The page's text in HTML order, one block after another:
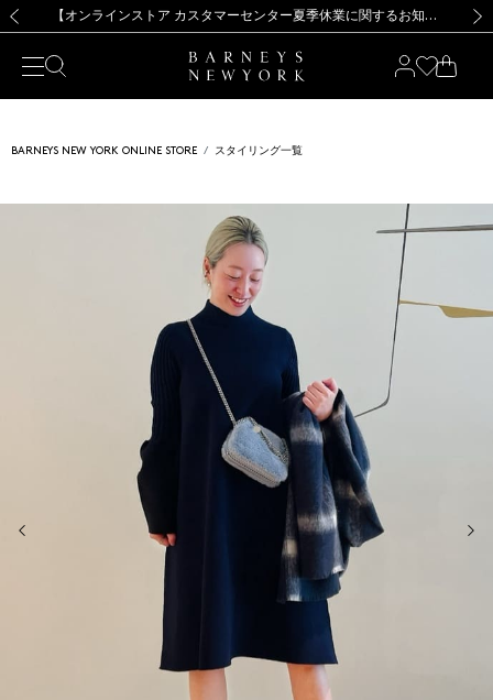
新規登録のお客様も対象！＜MY BARNEYS＞会員のお客様は11,000円（税込）以上のお買上げで常時送料無料！お買い物の際は会員登録を！
【夏季休業に伴う出荷一時停止のお知らせ】(2026.8.7) 【オンラインストア カスタマーセンター夏季休業に関するお知らせ】（2026.8.7）
【夏季休業に伴う返品・交換承り一時停止のお知らせ】（2026.8.5）
熊本県を中心とした地震の影響によるお荷物のお届けについて
【開催中】SUMMER SALEのご案内・ご注意事項 新規登録のお客様も対象！＜MY BARNEYS＞会員のお客様は11,000円（税込）以上のお買上げで常時送料無料！お買い物の際は会員登録を！
【夏季休業に伴う出荷一時停止のお知らせ】(2026.8.7)
BARNEYS NEW YORK ONLINE STORE スタイリング一覧